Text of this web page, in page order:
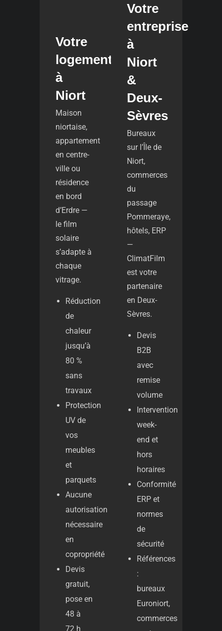
Votre
logement
à
Niort
Maison
niortaise,
appartement
en centre-
ville ou
résidence
en bord
d’Erdre —
le film
solaire
s’adapte à
chaque
vitrage.
Réduction
de
chaleur
jusqu’à
80 %
sans
travaux
Protection
UV de
vos
meubles
et
parquets
Aucune
autorisation
nécessaire
en
copropriété
Devis
gratuit,
pose en
48 à
72 h
Votre
entreprise
à
Niort
&
Deux-
Sèvres
Bureaux
sur l’Île de
Niort,
commerces
du
passage
Pommeraye,
hôtels, ERP
—
ClimatFilm
est votre
partenaire
en Deux-
Sèvres.
Devis
B2B
avec
remise
volume
Intervention
week-
end et
hors
horaires
Conformité
ERP et
normes
de
sécurité
Références
:
bureaux
Euroniort,
commerces